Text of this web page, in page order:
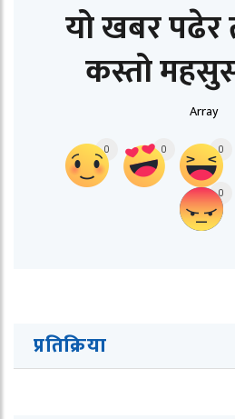
यो खबर पढेर
कस्तो
Array
0 0 0
0
प्रतिक्रिया